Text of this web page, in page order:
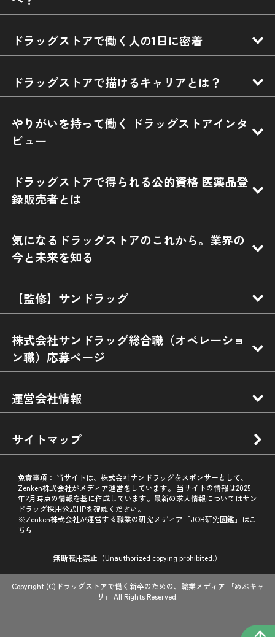
ドラッグストアで働く人の1日に密着
ドラッグストアで描けるキャリアとは？
やりがいを持って働く ドラッグストアインタ
ビュー
ドラッグストアで得られる公的資格 医薬品登
録販売者とは
気になるドラッグストアのこれから。業界の
今と未来を知る
【監修】サンドラッグ
株式会社サンドラッグ総合職（オペレーショ
ン職）応募ページ
運営会社情報
サイトマップ
免責事項： 当サイトは、株式会社サンドラッグをスポンサーとして、
Zenken株式会社がメディア運営をしています。 当サイトの情報は2025
年2月時点の情報を基に作成しています。最新の求人情報についてはサン
ドラッグ採用公式HPを確認ください。
※Zenken株式会社が運営する職業の研究メディア「JOB研究図鑑」はこ
ちら
無断転用禁止（Unauthorized copying prohibited.）
Copyright (C) ドラッグストアで働く新卒のための、職業メディア 「めぶキャ
リ」
All Rights Reserved.